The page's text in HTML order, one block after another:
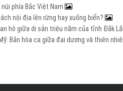
phía Bắc Việt Nam
nội địa lên rừng hay xuống biển?
hô giữa di sản triệu năm của tỉnh Đắk
Bản hòa ca giữa đại dương và thiên